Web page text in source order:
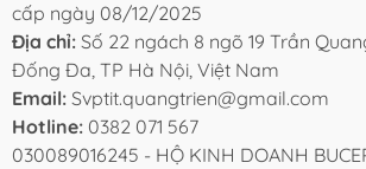
cấp ngày 08/12/2025
Địa chỉ: Số 22 ngách 8 ngõ 19 Trần
Đống Đa, TP Hà Nội, Việt Nam
Email: Svptit.quangtrien@gmail.com
Hotline: 0382 071 567
030089016245 - HỘ KINH DOANH